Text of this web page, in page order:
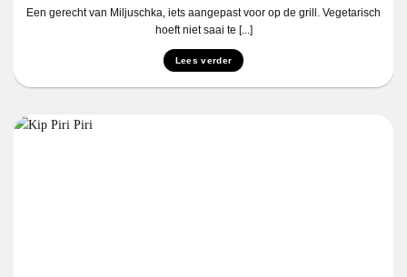
Een gerecht van Miljuschka, iets aangepast voor op de grill. Vegetarisch
hoeft niet saai te [...]
Lees verder